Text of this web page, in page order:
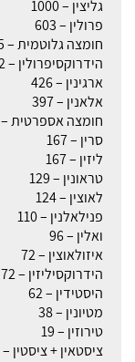
גליצין – 1000
פרולין – 603
חומצה גלוטמית – 555
הידרוקסיפרולין – 502
ארגינין – 426
אלאנין – 397
חומצה אספרטית – 244
סרין – 167
ליזין – 167
טראונין – 129
לאוצין – 124
פנילאלנין – 110
ואלין – 96
איזולאוצין – 72
הידרוקסיליזין – 72
היסטידין – 62
מטיונין – 38
טירוזין – 19
ציסטאין + ציסטין – 1